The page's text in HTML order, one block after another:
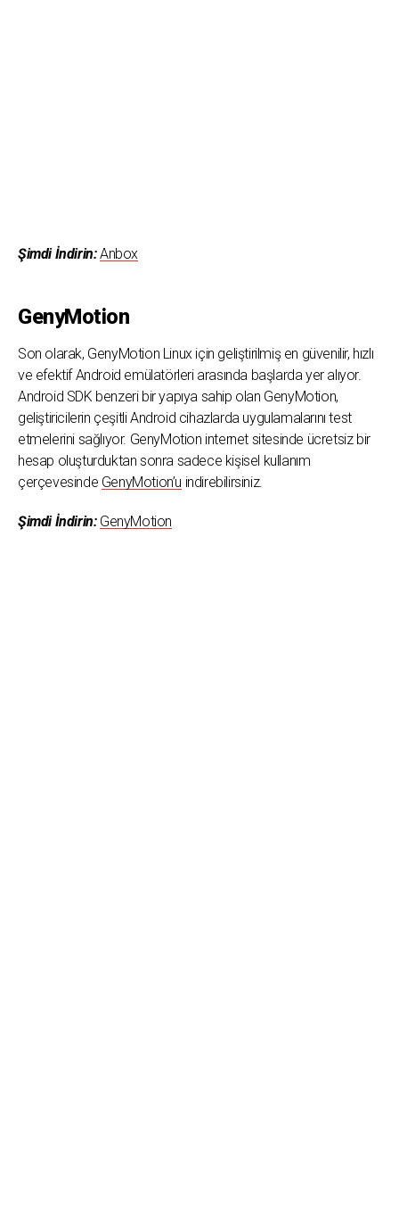
Şimdi İndirin:Anbox
GenyMotion
Son olarak, GenyMotion Linux için geliştirilmiş en güvenilir, hızlı
ve efektif Android emülatörleri arasında başlarda yer alıyor.
Android SDK benzeri bir yapıya sahip olan GenyMotion,
geliştiricilerin çeşitli Android cihazlarda uygulamalarını test
etmelerini sağlıyor. GenyMotion internet sitesinde ücretsiz bir
hesap oluşturduktan sonra sadece kişisel kullanım
çerçevesinde GenyMotion’u indirebilirsiniz.
Şimdi İndirin: GenyMotion